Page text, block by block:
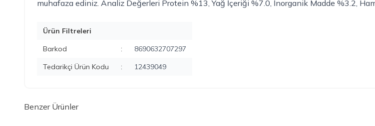
muhafaza ediniz. Analiz Değerleri Protein %13, Yağ İçeriği %7.0, İnorganik Madde %3.2,
Ürün Filtreleri
Barkod
:
8690632707297
Tedarikçi Ürün Kodu
: 12439049
Benzer Ürünler